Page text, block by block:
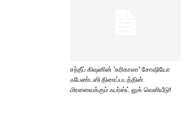
சந்தீப் கிஷனின் ‘கரிகாலா’ சோஷியோ
ஃபேண்டஸி திரைப்படத்தின்
மிரளவைக்கும் ஃபர்ஸ்ட் லுக் வெளியீடு!